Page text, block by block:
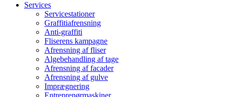
Services
Servicestationer
Graffitiafrensning
Anti-graffiti
Fliserens kampagne
Afrensning af fliser
Algebehandling af tage
Afrensning af facader
Afrensning af gulve
Imprægnering
Entreprenørmaskiner